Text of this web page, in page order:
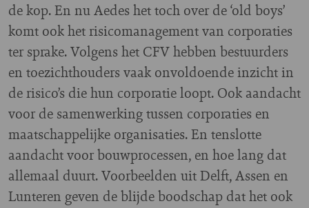
de kop. En nu Aedes het toch over de ‘old boys’
komt ook het risicomanagement van corporaties
ter sprake. Volgens het CFV hebben bestuurders
en toezichthouders vaak onvoldoende inzicht in
de risico’s die hun corporatie loopt. Ook aandacht
voor de samenwerking tussen corporaties en
maatschappelijke organisaties. En tenslotte
aandacht voor bouwprocessen, en hoe lang dat
allemaal duurt. Voorbeelden uit Delft, Assen en
Lunteren geven de blijde boodschap dat het ook